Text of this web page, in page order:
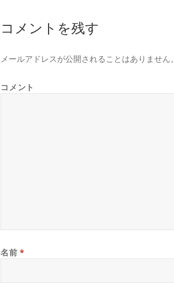
コメントを残す
メールアドレスが公開されることはありません。
コメント
名前*